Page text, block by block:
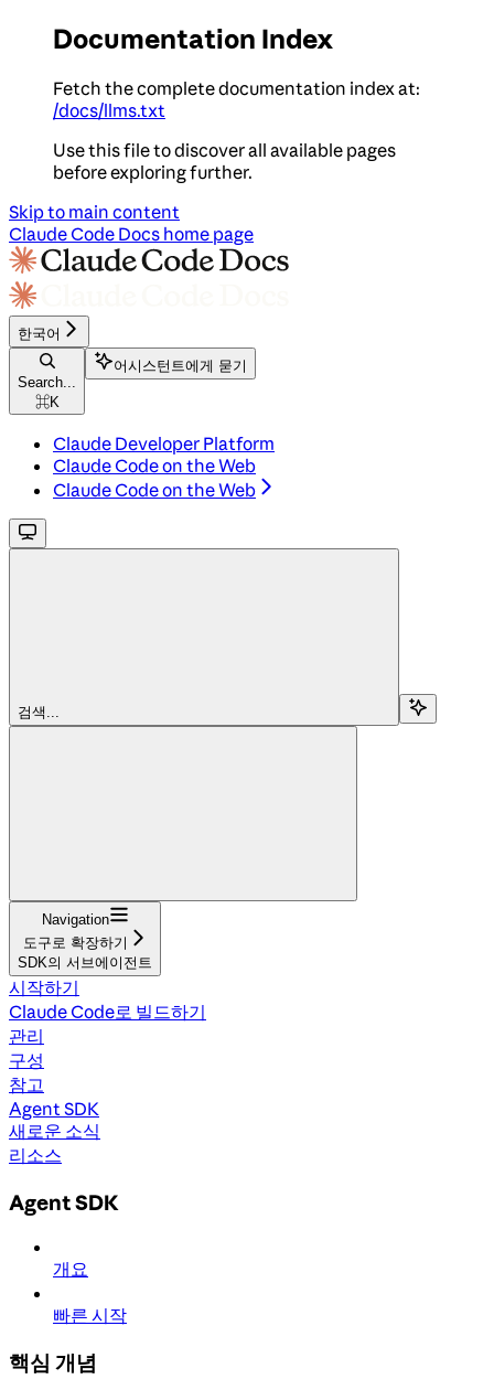
Documentation Index
Fetch the complete documentation index at:
/docs/llms.txt
Use this file to discover all available pages
before exploring further.
Skip to main content
Claude Code Docs home page
한국어
Search...
⌘K
어시스턴트에게 묻기
Claude Developer Platform
Claude Code on the Web
Claude Code on the Web
검색...
Navigation
도구로 확장하기
SDK의 서브에이전트
시작하기
Claude Code로 빌드하기
관리
구성
참고
Agent SDK
새로운 소식
리소스
Agent SDK
개요
빠른 시작
핵심 개념